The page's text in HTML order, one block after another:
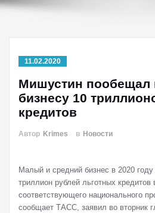
11.02.2020
Мишустин пообещал
бизнесу 10
кредитов
Автор Krimes в Новости
Малый и средний бизнес в 2020
триллион рублей льготных кредитов
соответствующего национального
сообщает ТАСС, заявил во вторник